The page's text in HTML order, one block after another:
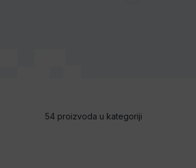
54 proizvoda u kategoriji